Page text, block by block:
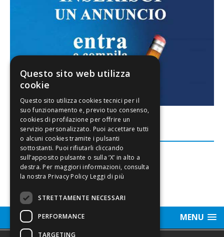
FACEBOOK
MENU
Questo sito web utilizza
cookie
Leggi di più
STRETTAMENTE NECESSARI
PERFORMANCE
TARGETING